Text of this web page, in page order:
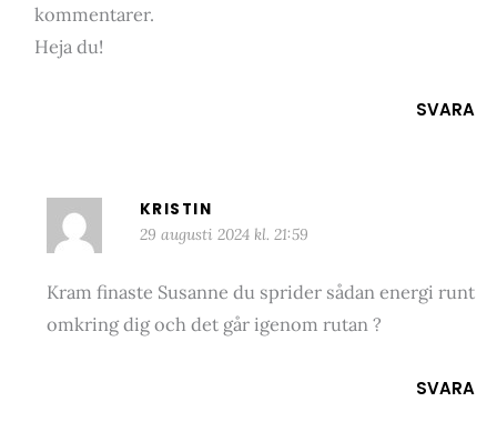
kommentarer.
Heja du!
SVARA
KRISTIN
29 augusti 2024 kl. 21:59
Kram finaste Susanne du sprider sådan energi runt
omkring dig och det går igenom rutan ?
SVARA